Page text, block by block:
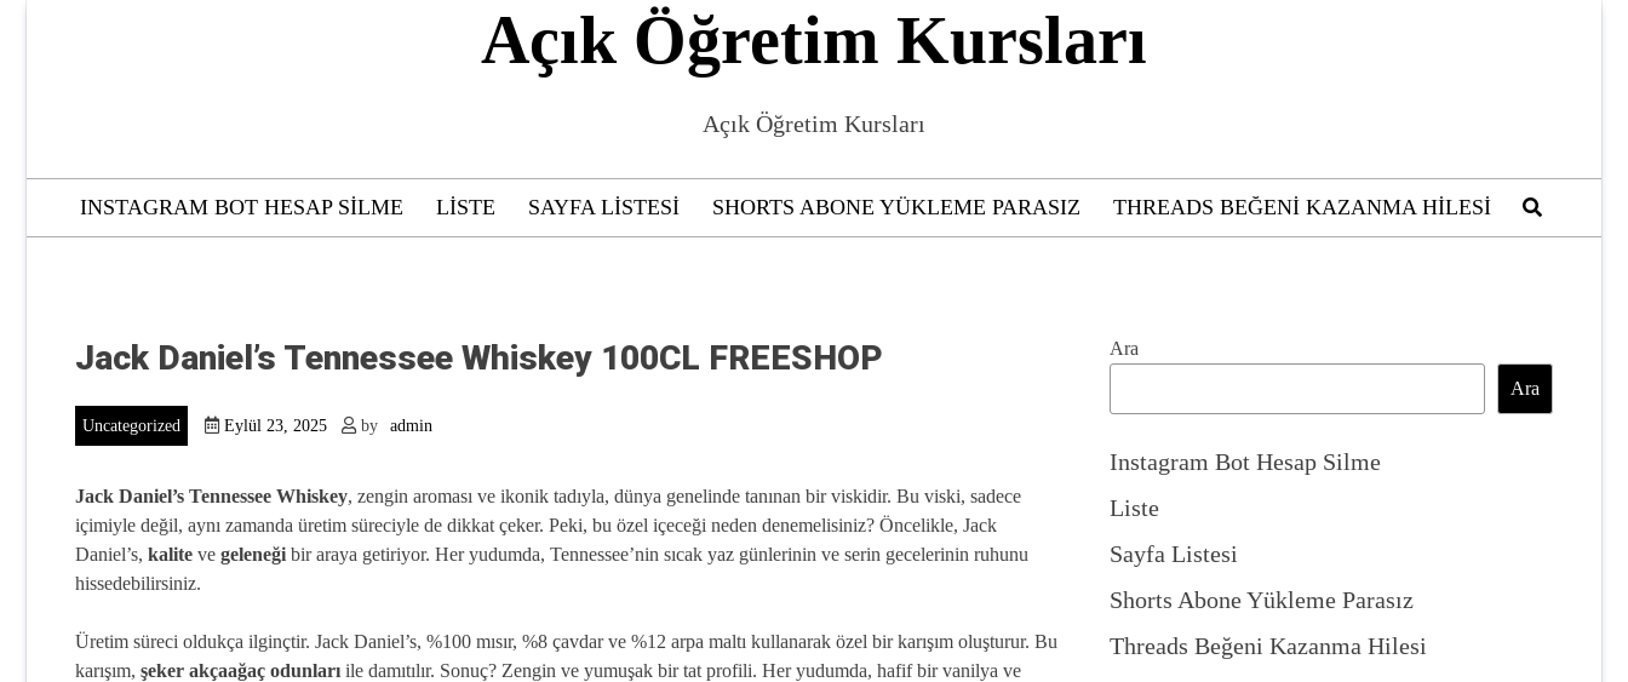
Açık Öğretim Kursları
Açık Öğretim Kursları
INSTAGRAM BOT HESAP SILME LISTE SAYFA LISTESI SHORTS ABONE YÜKLEME PARASIZ THREADS BEĞENI KAZANMA HILESI
Jack Daniel’s Tennessee Whiskey 100CL FREESHOP
Uncategorized Eylül 23, 2025 by admin
Jack Daniel’s Tennessee Whiskey, zengin aroması ve ikonik tadıyla, dünya genelinde tanınan bir viskidir. Bu viski, sadece
içimiyle değil, aynı zamanda üretim süreciyle de dikkat çeker. Peki, bu özel içeceği neden denemelisiniz? Öncelikle, Jack
Daniel’s, kalite ve geleneği bir araya getiriyor. Her yudumda, Tennessee’nin sıcak yaz günlerinin ve serin gecelerinin ruhunu
hissedebilirsiniz.
Üretim süreci oldukça ilginçtir. Jack Daniel’s, %100 mısır, %8 çavdar ve %12 arpa maltı kullanarak özel bir karışım oluşturur. Bu
karışım, şeker akçaağaç odunları ile damıtılır. Sonuç? Zengin ve yumuşak bir tat profili. Her yudumda, hafif bir vanilya ve
Ara
Ara
Instagram Bot Hesap Silme
Liste
Sayfa Listesi
Shorts Abone Yükleme Parasız
Threads Beğeni Kazanma Hilesi